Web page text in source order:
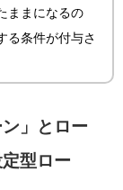
ままになるの
る条件が付与さ
」とロー
型ロー